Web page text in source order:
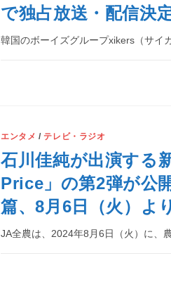
で独占放送・配信決
韓国のボーイズグループxikers（サイ
エンタメ / テレビ・ラジオ
石川佳純が出演する
Price」の第2弾が公
篇、8月6日（火）よ
JA全農は、2024年8月6日（火）に、